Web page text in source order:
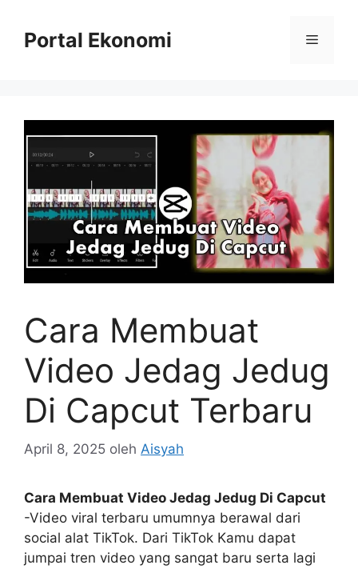
Portal Ekonomi Menu
Cara Membuat
Video Jedag Jedug
Di Capcut Terbaru
April 8, 2025 oleh Aisyah
Cara Membuat Video Jedag Jedug Di Capcut
-Video viral terbaru umumnya berawal dari
social alat TikTok. Dari TikTok Kamu dapat
jumpai tren video yang sangat baru serta lagi